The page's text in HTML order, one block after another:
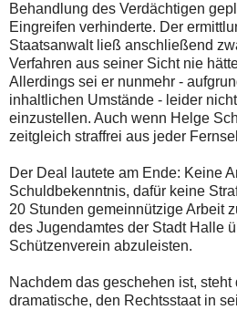
Behandlung des Verdächtigen
Eingreifen verhinderte. Der
Staatsanwalt ließ anschließend
Verfahren aus seiner Sicht nie
Allerdings sei er nunmehr -
inhaltlichen Umstände - leider
einzustellen. Auch wenn Helge
zeitgleich straffrei aus jeder
Der Deal lautete am Ende: Keine
Schuldbekenntnis, dafür keine
20 Stunden gemeinnützige Arbeit
des Jugendamtes der Stadt Halle
Schützenverein abzuleisten.
Nachdem das geschehen ist, steht
dramatische, den Rechtsstaat in